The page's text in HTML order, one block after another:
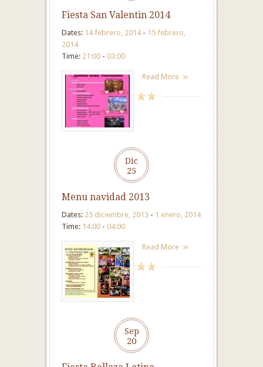
Fiesta San Valentin 2014
Dates: 14 febrero, 2014 - 15 febrero,
2014
Time: 21:00 - 03:00
Read More
Dic
25
Menu navidad 2013
Dates: 25 diciembre, 2013 - 1 enero, 2014
Time: 14:00 - 04:00
Read More
Sep
20